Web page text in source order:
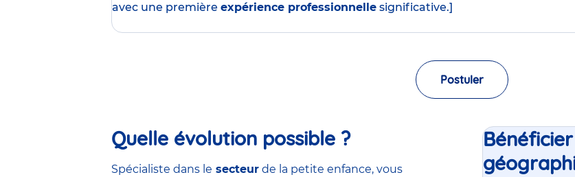
avec une première expérience professionnelle significative.]
Postuler
Quelle évolution possible ?
Spécialiste dans le secteur de la petite enfance, vous